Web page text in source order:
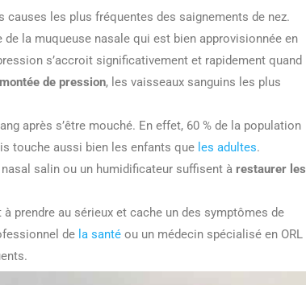
causes les plus fréquentes des saignements de nez.
la muqueuse nasale qui est bien approvisionnée en
s’accroit significativement et rapidement quand
de pression, les vaisseaux sanguins les plus
après s’être mouché. En effet, 60 % de la population
touche aussi bien les enfants que les adultes.
salin ou un humidificateur suffisent à restaurer les
prendre au sérieux et cache un des symptômes de
de la santé ou un médecin spécialisé en ORL